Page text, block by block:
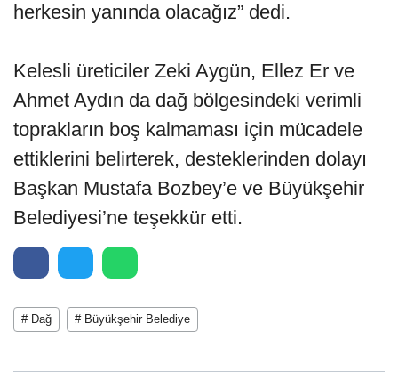
herkesin yanında olacağız” dedi.
Kelesli üreticiler Zeki Aygün, Ellez Er ve
Ahmet Aydın da dağ bölgesindeki verimli
toprakların boş kalmaması için mücadele
ettiklerini belirterek, desteklerinden dolayı
Başkan Mustafa Bozbey’e ve Büyükşehir
Belediyesi’ne teşekkür etti.
# Dağ # Büyükşehir Belediye